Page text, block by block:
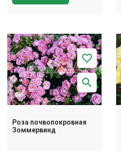
Роза почвопокровная
Зоммервинд